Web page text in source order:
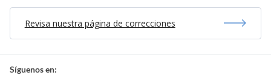
Revisa nuestra página de correcciones
Síguenos en: